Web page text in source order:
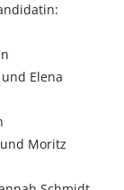
Elena
Moritz